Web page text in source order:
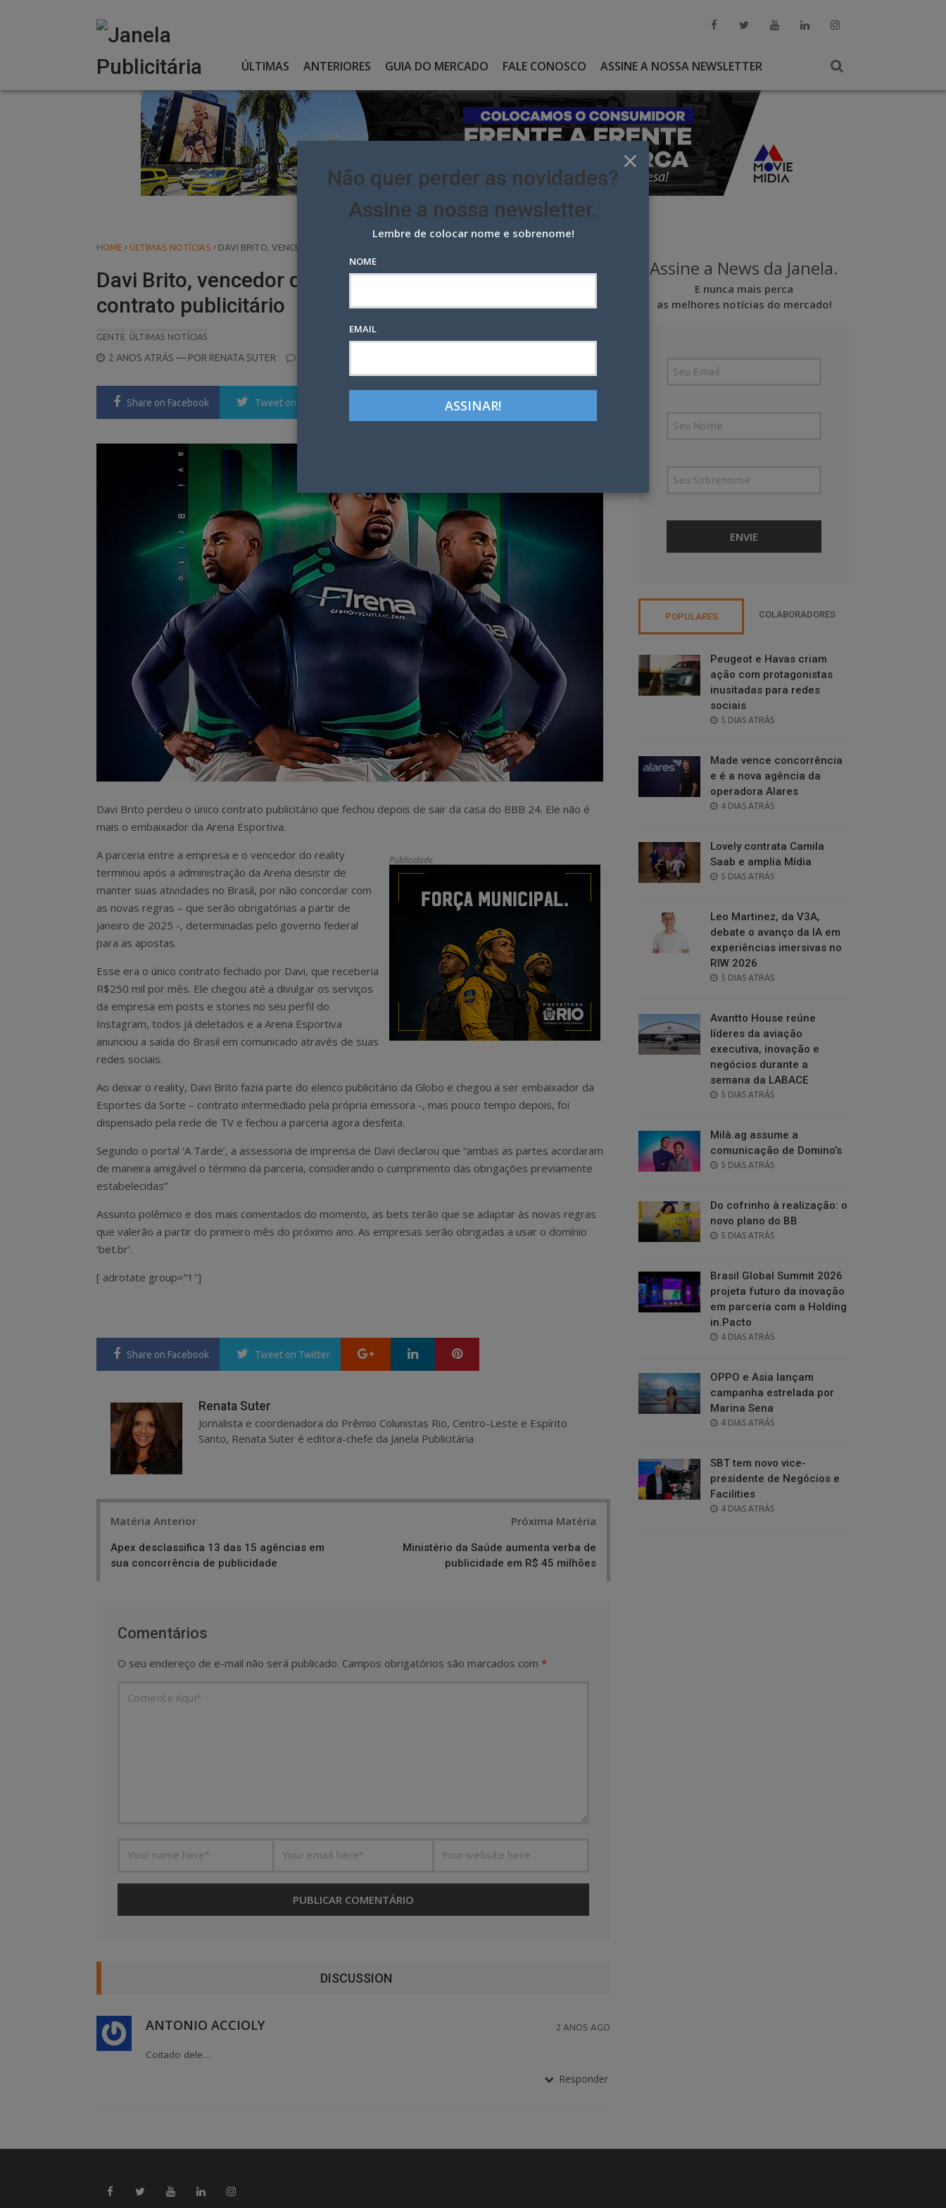
ÚLTIMAS ANTERIORES GUIA DO MERCADO FALE CONOSCO ASSINE A NOSSA NEWSLETTER
HOME › ÚLTIMAS NOTÍCIAS › DAVI BRITO, VENCEDOR DO BBB24, PERDE SEU ÚNICO CONTRATO PUBLICITÁRIO
Davi Brito, vencedor do BBB24, perde seu único
contrato publicitário
GENTE ÚLTIMAS NOTÍCIAS
POSTED
2 ANOS ATRÁS — POR RENATA SUTER
Share on Facebook Tweet on Twitter LinkedIn Pinterest
Davi Brito perdeu o único contrato publicitário que fechou depois de sair da casa do BBB 24. Ele não é
mais o embaixador da Arena Esportiva.
Publicidade
A parceria entre a empresa e o vencedor do reality
terminou após a administração da Arena desistir de
manter suas atividades no Brasil, por não concordar com
as novas regras – que serão obrigatórias a partir de
janeiro de 2025 -, determinadas pelo governo federal
para as apostas.
Esse era o único contrato fechado por Davi, que receberia
R$250 mil por mês. Ele chegou até a divulgar os serviços
da empresa em posts e stories no seu perfil do
Instagram, todos já deletados e a Arena Esportiva
anunciou a saída do Brasil em comunicado através de suas
redes sociais.
Ao deixar o reality, Davi Brito fazia parte do elenco publicitário da Globo e chegou a ser embaixador da
Esportes da Sorte – contrato intermediado pela própria emissora -, mas pouco tempo depois, foi
dispensado pela rede de TV e fechou a parceria agora desfeita.
Segundo o portal ‘A Tarde’, a assessoria de imprensa de Davi declarou que “ambas as partes acordaram
de maneira amigável o término da parceria, considerando o cumprimento das obrigações previamente
estabelecidas”
Assunto polêmico e dos mais comentados do momento, as bets terão que se adaptar às novas regras
que valerão a partir do primeiro mês do próximo ano. As empresas serão obrigadas a usar o domínio
‘bet.br’.
[ adrotate group=”1″]
Share on Facebook Tweet on Twitter Google+ LinkedIn
Renata Suter
Jornalista e coordenadora do Prêmio Colunistas Rio, Centro-Leste e Espírito
Santo, Renata Suter é editora-chefe da Janela Publicitária
Matéria Anterior
Apex desclassifica 13 das 15 agências em
sua concorrência de publicidade
Próxima Matéria
Ministério da Saúde aumenta verba de
publicidade em R$ 45 milhões
Comentários
O seu endereço de e-mail não será publicado. Campos obrigatórios são marcados com *
DISCUSSION
ANTONIO ACCIOLY 2 ANOS AGO
Coitado dele…
Responder
Assine a News da Janela.
E nunca mais perca
as melhores notícias do mercado!
POPULARES COLABORADORES
Peugeot e Havas criam
ação com protagonistas
inusitadas para redes
sociais
POSTED
5 DIAS ATRÁS
Made vence concorrência
e é a nova agência da
operadora Alares
POSTED
4 DIAS ATRÁS
Lovely contrata Camila
Saab e amplia Mídia
POSTED
5 DIAS ATRÁS
Leo Martinez, da V3A,
debate o avanço da IA em
experiências imersivas no
RIW 2026
POSTED
5 DIAS ATRÁS
Avantto House reúne
líderes da aviação
executiva, inovação e
negócios durante a
semana da LABACE
POSTED
5 DIAS ATRÁS
Milà.ag assume a
comunicação de Domino’s
POSTED
5 DIAS ATRÁS
Do cofrinho à realização: o
novo plano do BB
POSTED
5 DIAS ATRÁS
Brasil Global Summit 2026
projeta futuro da inovação
em parceria com a Holding
in.Pacto
POSTED
4 DIAS ATRÁS
OPPO e Asia lançam
campanha estrelada por
Marina Sena
POSTED
4 DIAS ATRÁS
SBT tem novo vice-
presidente de Negócios e
Facilities
POSTED
4 DIAS ATRÁS
×
Não quer perder as novidades?
Assine a nossa newsletter.
Lembre de colocar nome e sobrenome!
NOME
EMAIL